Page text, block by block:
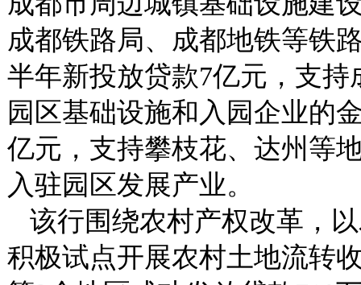
成都铁路局、成都地铁等铁
半年新投放贷款7亿元，支
园区基础设施和入园企业的
亿元，支持攀枝花、达州等
入驻园区发展产业。
该行围绕农村产权改革，
积极试点开展农村土地流转